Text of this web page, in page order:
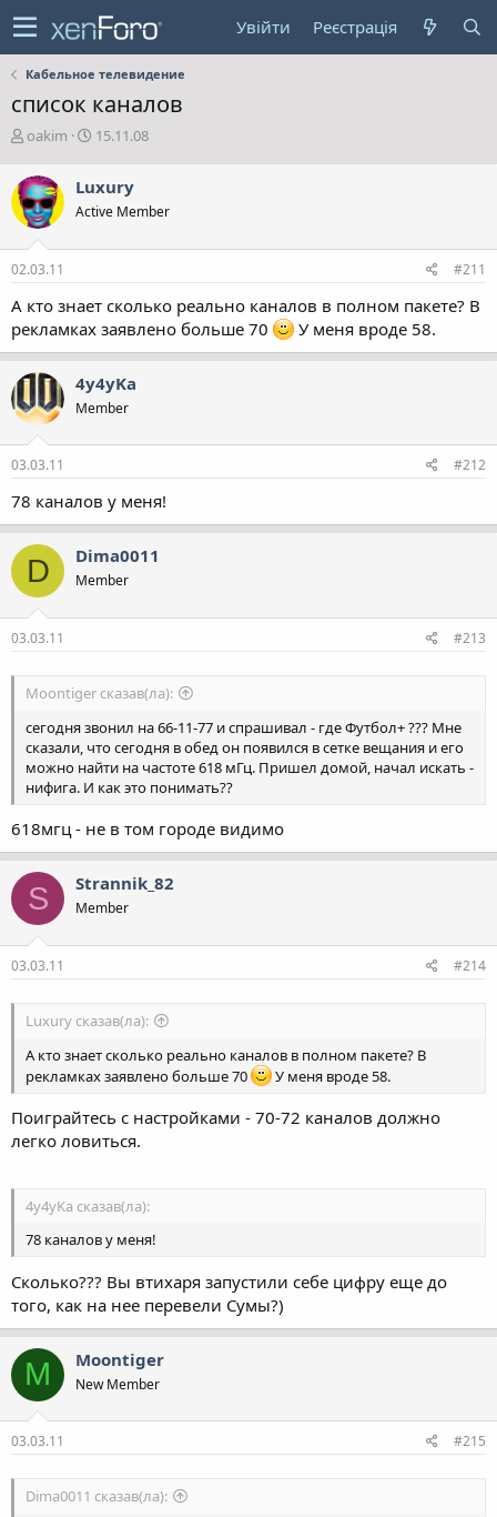
Увійти Реєстрація
Кабельное телевидение
список каналов
А
т
о
р
т
е
м
oakim
Д
а
с
в
е
н
н
я
15.11.08
Luxury
Active Member
02.03.11 #211
А кто знает сколько реально каналов в полном пакете? В
рекламках заявлено больше 70
У меня вроде 58.
4y4yKa
Member
03.03.11 #212
78 каналов у меня!
D Dima0011
Member
03.03.11 #213
Moontiger сказав(ла):
сегодня звонил на 66-11-77 и спрашивал - где Футбол+ ??? Мне
сказали, что сегодня в обед он появился в сетке вещания и его
можно найти на частоте 618 мГц. Пришел домой, начал искать -
нифига. И как это понимать??
618мгц - не в том городе видимо
S Strannik_82
Member
03.03.11 #214
Luxury сказав(ла):
А кто знает сколько реально каналов в полном пакете? В
рекламках заявлено больше 70
У меня вроде 58.
Поиграйтесь с настройками - 70-72 каналов должно
легко ловиться.
4y4yKa сказав(ла):
78 каналов у меня!
Сколько??? Вы втихаря запустили себе цифру еще до
того, как на нее перевели Сумы?)
M Moontiger
New Member
03.03.11 #215
Dima0011 сказав(ла):